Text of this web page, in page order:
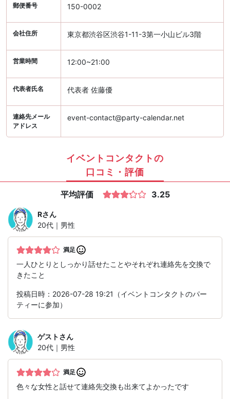
郵便番号 150-0002
会社住所 東京都渋谷区渋谷1-11-3第一小山ビル3階
営業時間 12:00~21:00
代表者氏名 代表者 佐藤優
連絡先メール
アドレス
event-contact@party-calendar.net
イベントコンタクトの
口コミ・評価
平均評価 3.25
Rさん
20代｜男性
満足
一人ひとりとしっかり話せたことやそれぞれ連絡先を交換で
きたこと
投稿日時：2026-07-28 19:21（イベントコンタクトのパー
ティーに参加）
ゲストさん
20代｜男性
満足
色々な女性と話せて連絡先交換も出来てよかったです